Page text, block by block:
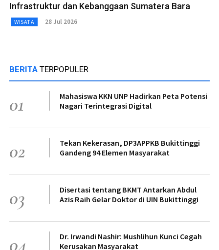
Infrastruktur dan Kebanggaan Sumatera Bara
WISATA 28 Jul 2026
BERITA TERPOPULER
01
Mahasiswa KKN UNP Hadirkan Peta Potensi
Nagari Terintegrasi Digital
02
Tekan Kekerasan, DP3APPKB Bukittinggi
Gandeng 94 Elemen Masyarakat
03
Disertasi tentang BKMT Antarkan Abdul
Azis Raih Gelar Doktor di UIN Bukittinggi
04
Dr. Irwandi Nashir: Mushlihun Kunci Cegah
Kerusakan Masyarakat